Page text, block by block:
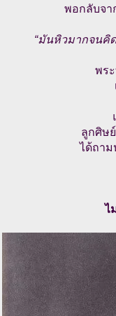
พอกลับจา
“มันหิวมากจนคิ
พร
ลูกศิษ
ได้ถาม
ไ